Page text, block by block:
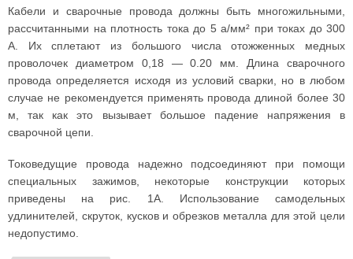
Кабели и сварочные провода должны быть многожильными,
рассчитанными на плотность тока до 5 а/мм² при токах до 300
А. Их сплетают из большого числа отожженных медных
проволочек диаметром 0,18 — 0.20 мм. Длина сварочного
провода определяется исходя из условий сварки, но в любом
случае не рекомендуется применять провода длиной более 30
м, так как это вызывает большое падение напряжения в
сварочной цепи.
Токоведущие провода надежно подсоединяют при помощи
специальных зажимов, некоторые конструкции которых
приведены на рис. 1А. Использование самодельных
удлинителей, скруток, кусков и обрезков металла для этой цели
недопустимо.